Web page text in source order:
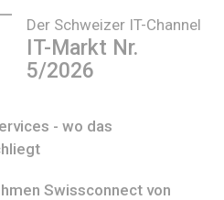
Der Schweizer IT-Channel
IT-Markt Nr.
5/2026
- wo das
Swissconnect von